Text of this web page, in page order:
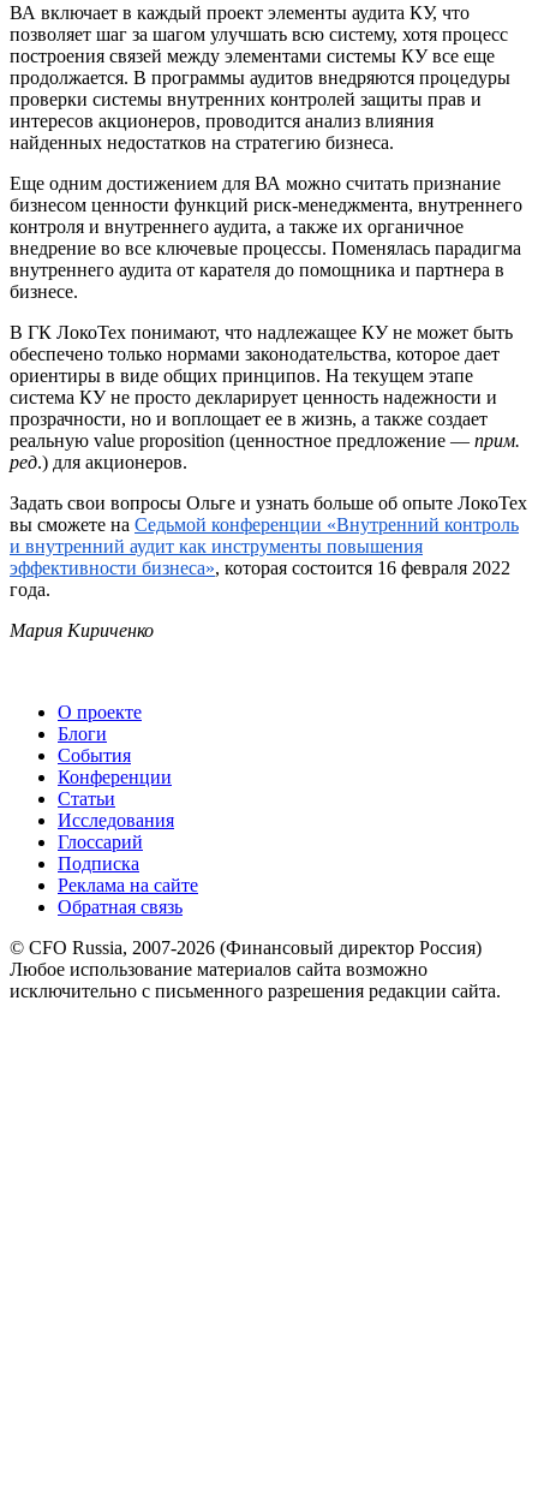
ВА включает в каждый проект элементы аудита КУ, что
позволяет шаг за шагом улучшать всю систему, хотя процесс
построения связей между элементами системы КУ все еще
продолжается. В программы аудитов внедряются процедуры
проверки системы внутренних контролей защиты прав и
интересов акционеров, проводится анализ влияния
найденных недостатков на стратегию бизнеса.
Еще одним достижением для ВА можно считать признание
бизнесом ценности функций риск-менеджмента, внутреннего
контроля и внутреннего аудита, а также их органичное
внедрение во все ключевые процессы. Поменялась парадигма
внутреннего аудита от карателя до помощника и партнера в
бизнесе.
В ГК ЛокоТех понимают, что надлежащее КУ не может быть
обеспечено только нормами законодательства, которое дает
ориентиры в виде общих принципов. На текущем этапе
система КУ не просто декларирует ценность надежности и
прозрачности, но и воплощает ее в жизнь, а также создает
реальную value proposition (ценностное предложение — прим.
ред.) для акционеров.
Задать свои вопросы Ольге и узнать больше об опыте ЛокоТех
вы сможете на Седьмой конференции «Внутренний контроль
и внутренний аудит как инструменты повышения
эффективности бизнеса», которая состоится 16 февраля 2022
года.
Мария Кириченко
О проекте
Блоги
События
Конференции
Статьи
Исследования
Глоссарий
Подписка
Реклама на сайте
Обратная связь
© CFO Russia, 2007-2026 (Финансовый директор Россия)
Любое использование материалов сайта возможно
исключительно с письменного разрешения редакции сайта.